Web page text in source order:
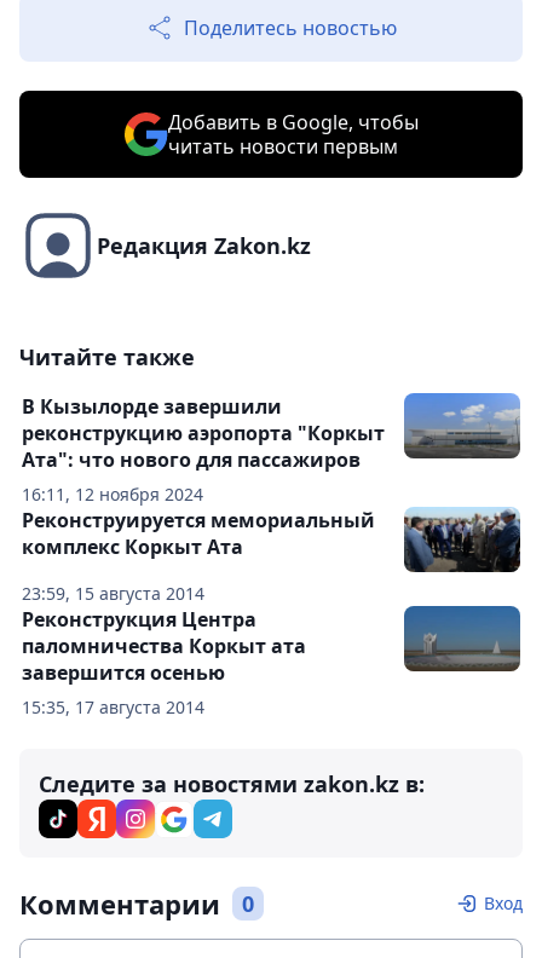
Поделитесь новостью
Добавить в Google, чтобы
читать новости первым
Редакция Zakon.kz
Читайте также
16:11, 12 ноября 2024
В Кызылорде завершили
реконструкцию аэропорта "Коркыт
Ата": что нового для пассажиров
23:59, 15 августа 2014
Реконструируется мемориальный
комплекс Коркыт Ата
15:35, 17 августа 2014
Реконструкция Центра
паломничества Коркыт ата
завершится осенью
Следите за новостями zakon.kz в:
Комментарии 0 Вход